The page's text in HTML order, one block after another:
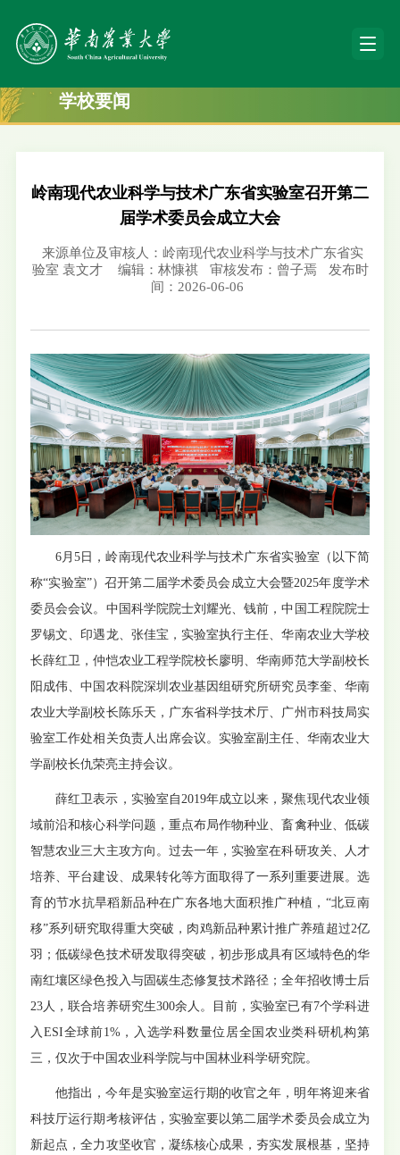
学校要闻
岭南现代农业科学与技术广东省实验室召开第二
届学术委员会成立大会
来源单位及审核人：岭南现代农业科学与技术广东省实
验室 袁文才
编辑：林慷祺 审核发布：曾子焉
发布时
间：2026-06-06
6月5日，岭南现代农业科学与技术广东省实验室（以下简
称“实验室”）召开第二届学术委员会成立大会暨2025年度学术
委员会会议。中国科学院院士刘耀光、钱前，中国工程院院士
罗锡文、印遇龙、张佳宝，实验室执行主任、华南农业大学校
长薛红卫，仲恺农业工程学院校长廖明、华南师范大学副校长
阳成伟、中国农科院深圳农业基因组研究所研究员李奎、华南
农业大学副校长陈乐天，广东省科学技术厅、广州市科技局实
验室工作处相关负责人出席会议。实验室副主任、华南农业大
学副校长仇荣亮主持会议。
薛红卫表示，实验室自2019年成立以来，聚焦现代农业领
域前沿和核心科学问题，重点布局作物种业、畜禽种业、低碳
智慧农业三大主攻方向。过去一年，实验室在科研攻关、人才
培养、平台建设、成果转化等方面取得了一系列重要进展。选
育的节水抗旱稻新品种在广东各地大面积推广种植，“北豆南
移”系列研究取得重大突破，肉鸡新品种累计推广养殖超过2亿
羽；低碳绿色技术研发取得突破，初步形成具有区域特色的华
南红壤区绿色投入与固碳生态修复技术路径；全年招收博士后
23人，联合培养研究生300余人。目前，实验室已有7个学科进
入ESI全球前1%，入选学科数量位居全国农业类科研机构第
三，仅次于中国农业科学院与中国林业科学研究院。
他指出，今年是实验室运行期的收官之年，明年将迎来省
科技厅运行期考核评估，实验室要以第二届学术委员会成立为
新起点，全力攻坚收官，凝练核心成果，夯实发展根基，坚持